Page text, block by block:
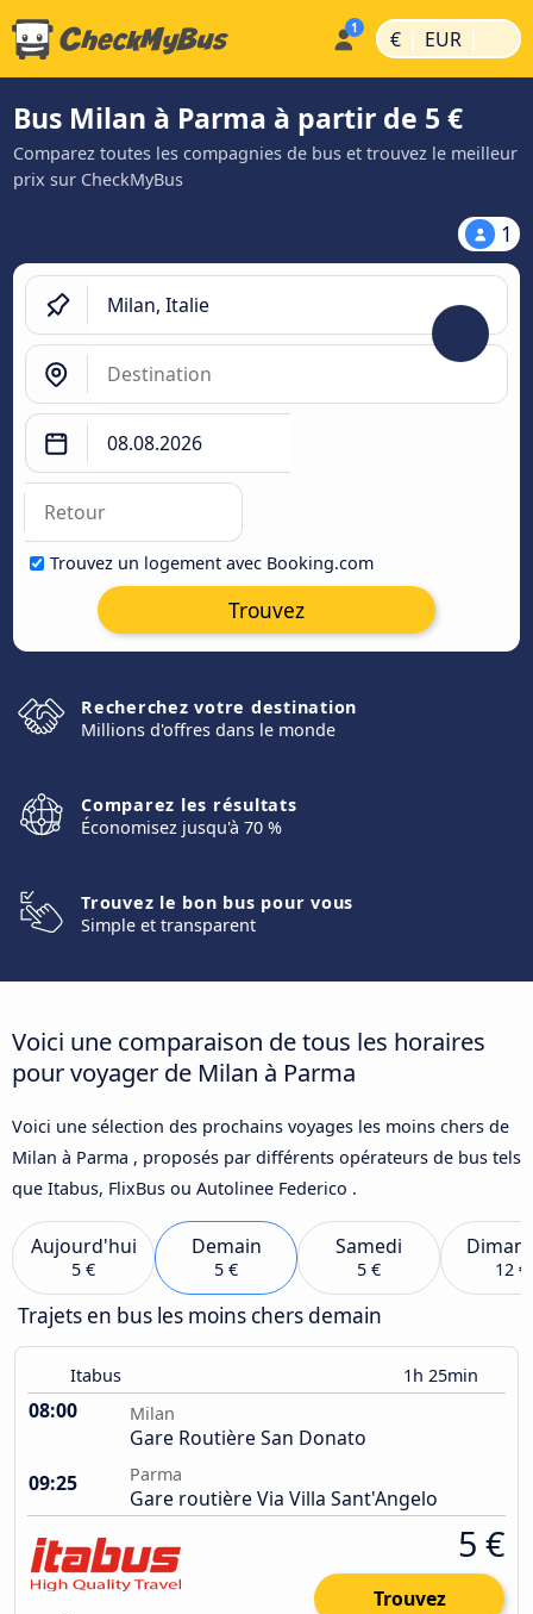
€ | EUR |
Bus Milan à Parma à partir de 5 €
Comparez toutes les compagnies de bus et trouvez le meilleur
prix sur CheckMyBus
1
Trouvez un logement avec Booking.com
Trouvez
Recherchez votre destination
Millions d'offres dans le monde
Comparez les résultats
Économisez jusqu'à 70 %
Trouvez le bon bus pour vous
Simple et transparent
Voici une comparaison de tous les horaires
pour voyager de Milan à Parma
Voici une sélection des prochains voyages les moins chers de
Milan à Parma , proposés par différents opérateurs de bus tels
que Itabus, FlixBus ou Autolinee Federico .
Aujourd'hui
5 €
Demain
5 €
Samedi
5 € 12 €
Trajets en bus les moins chers demain
Itabus 1h 25min
08:00 Milan
Gare Routière San Donato
09:25
Parma
Gare routière Via Villa Sant'Angelo
5 €
Trouvez